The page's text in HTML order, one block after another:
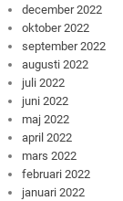
december 2022
oktober 2022
september 2022
augusti 2022
juli 2022
juni 2022
maj 2022
april 2022
mars 2022
februari 2022
januari 2022